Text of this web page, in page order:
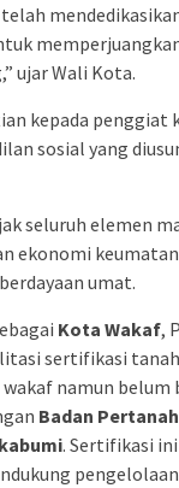
ujar Wali Kota.
kepada penggiat
sosial yang
seluruh elemen
ekonomi
umat.
Kota Wakaf,
sertifikasi
namun
Badan
. Sertifikasi